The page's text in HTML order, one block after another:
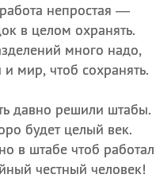
непростая —
в целом охранять.
много надо,
мир, чтоб сохранять.
давно решили штабы.
будет целый век.
в штабе чтоб работал
честный человек!